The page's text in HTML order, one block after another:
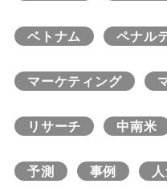
ベトナム ペナル
マーケティング
リサーチ 中南米
予測 事例